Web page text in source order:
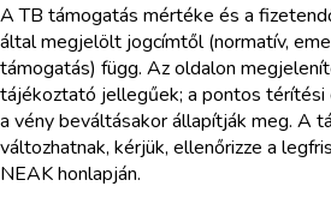
A TB támogatás mértéke és a
által megjelölt jogcímtől (normatív,
támogatás) függ. Az oldalon
tájékoztató jellegűek; a pontos térítési
a vény beváltásakor állapítják meg. A
változhatnak, kérjük, ellenőrizze a
NEAK honlapján.